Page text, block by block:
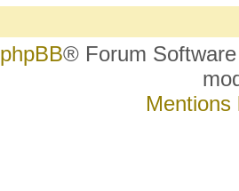
phpBB® Forum
Mentions